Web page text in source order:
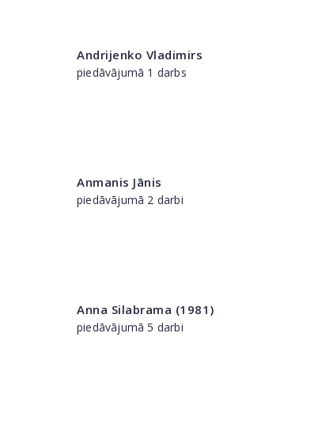
Andrijenko Vladimirs
piedāvājumā 1 darbs
Anmanis Jānis
piedāvājumā 2 darbi
Anna Silabrama (1981)
piedāvājumā 5 darbi